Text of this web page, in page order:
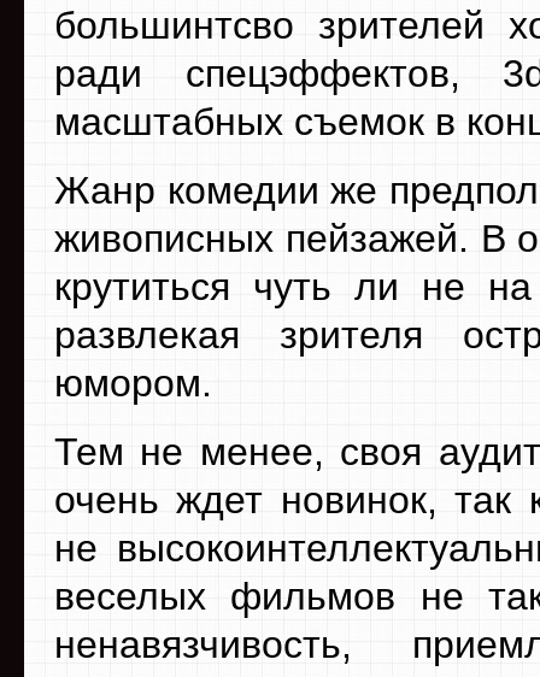
большинтсво зрителей
ради спецэффектов,
масштабных съемок в
Жанр комедии же
живописных пейзажей. В
крутиться чуть ли не
развлекая зрителя
юмором.
Тем не менее, своя
очень ждет новинок, так
не
веселых фильмов не
ненавязчивость,